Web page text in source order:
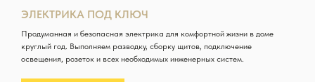
ЭЛЕКТРИКА ПОД КЛЮЧ
Продуманная и безопасная электрика для комфортной жизни в доме
круглый год. Выполняем разводку, сборку щитов, подключение
освещения, розеток и всех необходимых инженерных систем.